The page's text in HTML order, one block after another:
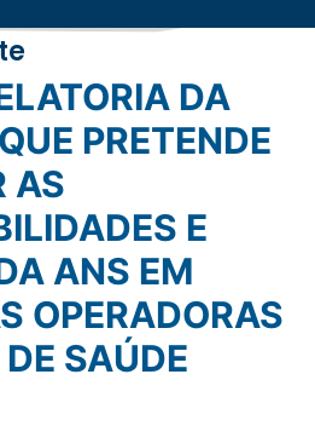
PRETENDE
AS
E
ANS EM
OPERADORAS
SAÚDE